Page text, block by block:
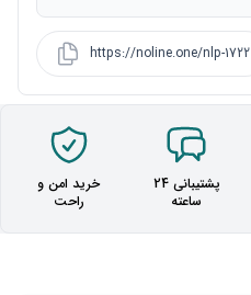
https://noline.one/nlp-1722
پشتیبانی 24
ساعته
خرید امن و
راحت